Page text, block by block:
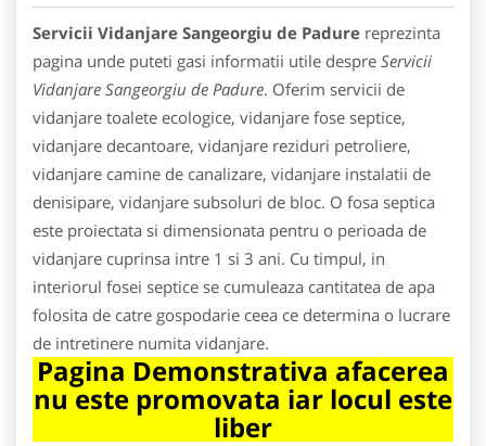
Servicii Vidanjare Sangeorgiu de Padure reprezinta
pagina unde puteti gasi informatii utile despre Servicii
Vidanjare Sangeorgiu de Padure. Oferim servicii de
vidanjare toalete ecologice, vidanjare fose septice,
vidanjare decantoare, vidanjare reziduri petroliere,
vidanjare camine de canalizare, vidanjare instalatii de
denisipare, vidanjare subsoluri de bloc. O fosa septica
este proiectata si dimensionata pentru o perioada de
vidanjare cuprinsa intre 1 si 3 ani. Cu timpul, in
interiorul fosei septice se cumuleaza cantitatea de apa
folosita de catre gospodarie ceea ce determina o lucrare
de intretinere numita vidanjare.
Pagina Demonstrativa afacerea
nu este promovata iar locul este
liber